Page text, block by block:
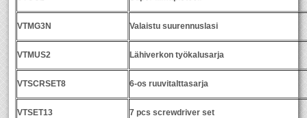
VTMG3N Valaistu suurennuslasi
VTMUS2 Lähiverkon työkalusarja
VTSCRSET8 6-os ruuvitalttasarja
VTSET13 7 pcs screwdriver set